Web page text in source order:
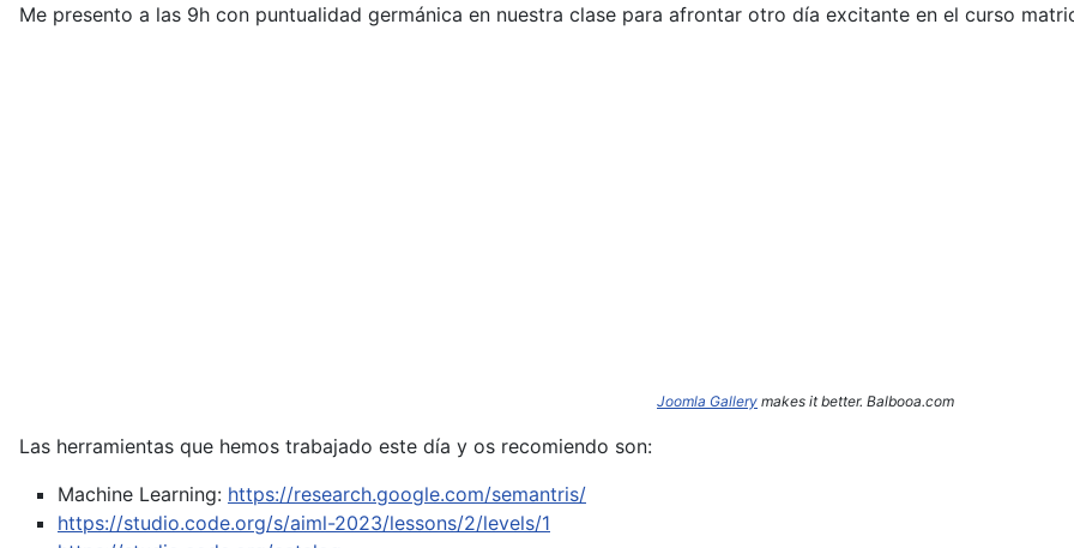
Me presento a las 9h con puntualidad germánica en nuestra clase para afrontar otro día excitante en el curso
Joomla Gallery makes it better. Balbooa.com
Las herramientas que hemos trabajado este día y os recomiendo son:
Machine Learning: https://research.google.com/semantris/
https://studio.code.org/s/aiml-2023/lessons/2/levels/1